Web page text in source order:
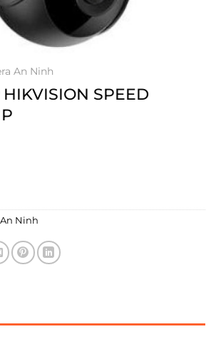
An Ninh
SPEED
Ninh